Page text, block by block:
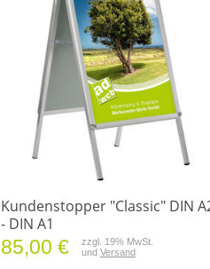
Kundenstopper "Classic" DIN
- DIN A1
85,00 €
zzgl. 19% MwSt.
und Versand